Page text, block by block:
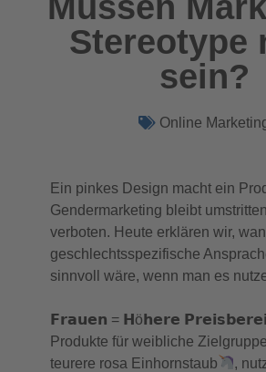
Stereotype
sein?
Online
Ein pinkes Design macht ein
Gendermarketing bleibt
verboten. Heute erklären wir,
geschlechtsspezifische
sinnvoll wäre, wenn man es
𝗙𝗿𝗮𝘂𝗲𝗻 = 𝗛ö𝗵𝗲𝗿𝗲
Produkte für weibliche
teurere rosa Einhornstaub
,